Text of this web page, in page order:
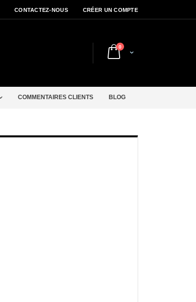
CONTACTEZ-NOUS CRÉER UN COMPTE
Cart
0articles
COMMENTAIRES CLIENTS BLOG